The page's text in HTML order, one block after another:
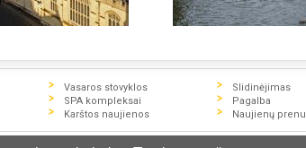
Vasaros stovyklos
SPA kompleksai
Karštos naujienos
Slidinėjimas
Pagalba
Naujienų
programų, datų, kainų, sąlygų